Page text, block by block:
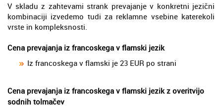
V skladu z zahtevami strank prevajanje v konkretni jezični
kombinaciji izvedemo tudi za reklamne vsebine katerekoli
vrste in kompleksnosti.
Cena prevajanja iz francoskega v flamski jezik
Iz francoskega v flamski je 23 EUR po strani
Cena prevajanja iz francoskega v flamski jezik z overitvijo
sodnih tolmačev